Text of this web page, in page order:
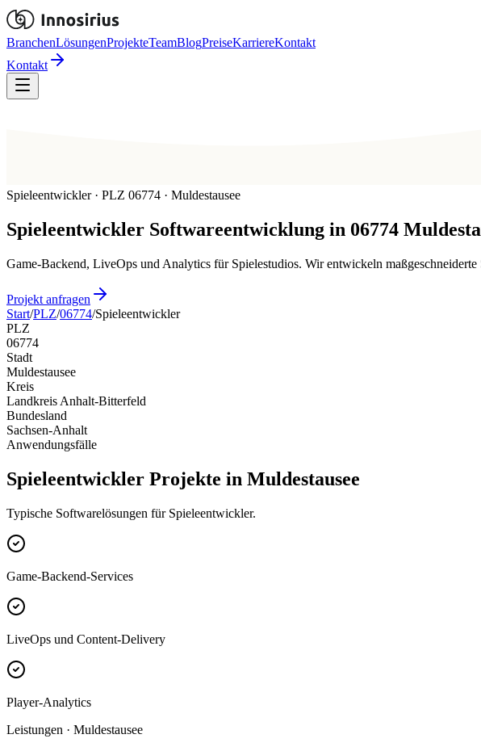
BranchenLösungenProjekteTeamBlogPreiseKarriereKontakt
Kontakt
Spieleentwickler · PLZ 06774 · Muldestausee
Spieleentwickler Softwareentwicklung in 06774
Game-Backend, LiveOps und Analytics für Spielestudios. Wir entwickeln
Projekt anfragen
Start/PLZ/06774/Spieleentwickler
PLZ
06774
Stadt
Muldestausee
Kreis
Landkreis Anhalt-Bitterfeld
Bundesland
Sachsen-Anhalt
Anwendungsfälle
Spieleentwickler Projekte in Muldestausee
Typische Softwarelösungen für Spieleentwickler.
Game-Backend-Services
LiveOps und Content-Delivery
Player-Analytics
Leistungen · Muldestausee